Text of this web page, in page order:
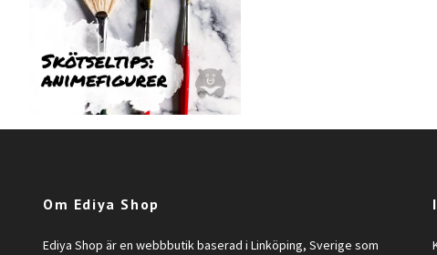
Om Ediya Shop
Ediya Shop är en webbbutik baserad i Linköping, Sverige som